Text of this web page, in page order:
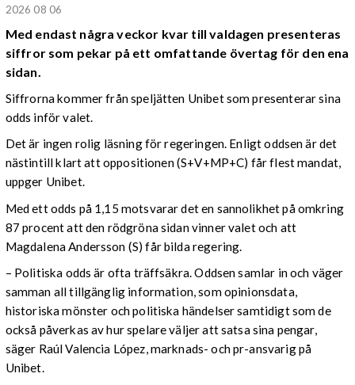
2026 08 06
Med endast några veckor kvar till valdagen presenteras
siffror som pekar på ett omfattande övertag för den ena
sidan.
Siffrorna kommer från speljätten Unibet som presenterar sina
odds inför valet.
Det är ingen rolig läsning för regeringen. Enligt oddsen är det
nästintill klart att oppositionen (S+V+MP+C) får flest mandat,
uppger Unibet.
Med ett odds på 1,15 motsvarar det en sannolikhet på omkring
87 procent att den rödgröna sidan vinner valet och att
Magdalena Andersson (S) får bilda regering.
– Politiska odds är ofta träffsäkra. Oddsen samlar in och väger
samman all tillgänglig information, som opinionsdata,
historiska mönster och politiska händelser samtidigt som de
också påverkas av hur spelare väljer att satsa sina pengar,
säger Raúl Valencia López, marknads- och pr-ansvarig på
Unibet.